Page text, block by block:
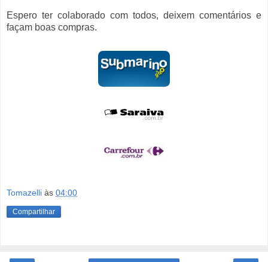
Espero ter colaborado com todos, deixem comentários e
façam boas compras.
Tomazelli às 04:00
Compartilhar